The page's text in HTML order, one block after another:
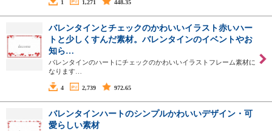
1 1,271 448.35
バレンタインとチェックのかわいいイラスト赤いハー
トと少しくすんだ素材。バレンタインのイベントやお
知ら…
バレンタインのハートにチェックのかわいいイラストフレーム素材に
なります…
4 2,739 972.65
バレンタインハートのシンプルかわいいデザイン・可
愛らしい素材